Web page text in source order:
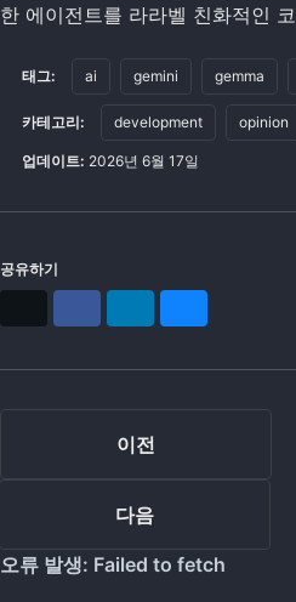
한 에이전트를 라라벨 친화적인
태그: ai gemini gemma
카테고리: development opinion
업데이트: 2026년 6월 17일
공유하기
이전
다음